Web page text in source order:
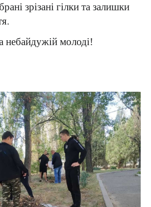
зрізані гілки та залишки
молоді!